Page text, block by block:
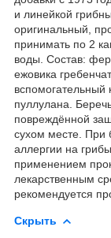
и линейкой
оригинальный,
принимать по 2
воды. Состав:
ежовика
вспомогательный
пуллулана.
повреждённой
сухом месте. При
аллергии на
применением
лекарственным
рекомендуется
Скрыть